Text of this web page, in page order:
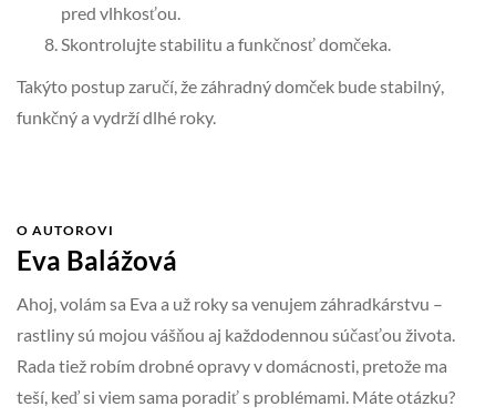
pred vlhkosťou.
Skontrolujte stabilitu a funkčnosť domčeka.
Takýto postup zaručí, že záhradný domček bude stabilný,
funkčný a vydrží dlhé roky.
O AUTOROVI
Eva Balážová
Ahoj, volám sa Eva a už roky sa venujem záhradkárstvu –
rastliny sú mojou vášňou aj každodennou súčasťou života.
Rada tiež robím drobné opravy v domácnosti, pretože ma
teší, keď si viem sama poradiť s problémami. Máte otázku?